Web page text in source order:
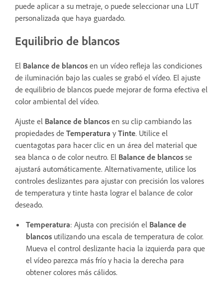
puede aplicar a su metraje, o puede seleccionar una LUT
personalizada que haya guardado.
Equilibrio de blancos
El Balance de blancos en un vídeo refleja las condiciones
de iluminación bajo las cuales se grabó el vídeo. El ajuste
de equilibrio de blancos puede mejorar de forma efectiva el
color ambiental del vídeo.
Ajuste el Balance de blancos en su clip cambiando las
propiedades de Temperatura y Tinte. Utilice el
cuentagotas para hacer clic en un área del material que
sea blanca o de color neutro. El Balance de blancos se
ajustará automáticamente. Alternativamente, utilice los
controles deslizantes para ajustar con precisión los valores
de temperatura y tinte hasta lograr el balance de color
deseado.
Temperatura: Ajusta con precisión el Balance de
blancos utilizando una escala de temperatura de color.
Mueva el control deslizante hacia la izquierda para que
el vídeo parezca más frío y hacia la derecha para
obtener colores más cálidos.